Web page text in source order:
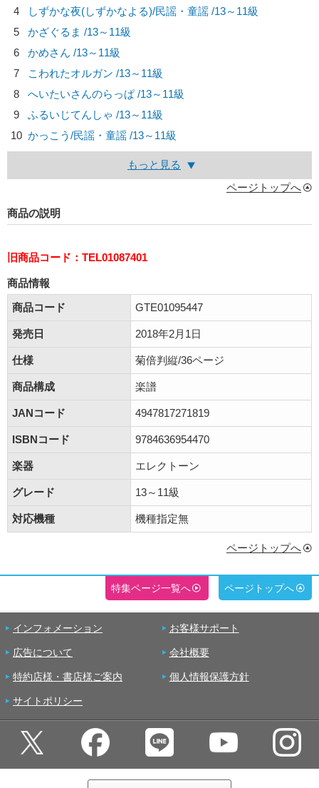
4
しずかな夜(しずかなよる)/民謡・童謡 /13～11級
5
かざぐるま /13～11級
6
かめさん /13～11級
7
こわれたオルガン /13～11級
8
へいたいさんのらっぱ /13～11級
9
ふるいじてんしゃ /13～11級
10 かっこう/民謡・童謡 /13～11級
もっと見る
ページトップへ
商品の説明
旧商品コード：TEL01087401
商品情報
商品コード
GTE01095447
発売日 2018年2月1日
仕様 菊倍判縦/36ページ
商品構成 楽譜
JANコード 4947817271819
ISBNコード 9784636954470
楽器 エレクトーン
グレード 13～11級
対応機種 機種指定無
ページトップへ
特集ページ一覧へ ページトップへ
インフォメーション お客様サポート
広告について 会社概要
特約店様・書店様ご案内 個人情報保護方針
サイトポリシー